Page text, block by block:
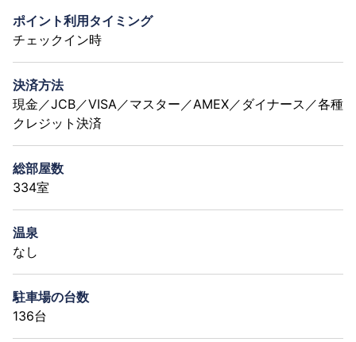
ポイント利用タイミング
チェックイン時
決済方法
現金／JCB／VISA／マスター／AMEX／ダイナース／各種
クレジット決済
総部屋数
334室
温泉
なし
駐車場の台数
136台